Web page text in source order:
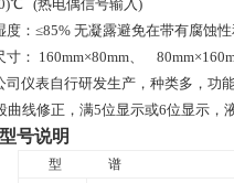
)℃ (热电偶信号输入)
度：≤85% 无凝露避免在带有腐蚀
寸： 160mm×80mm、
司仪表自行研发生产，种类多，功
曲线修正，满5位显示或6位显示，
型号说明
型 谱